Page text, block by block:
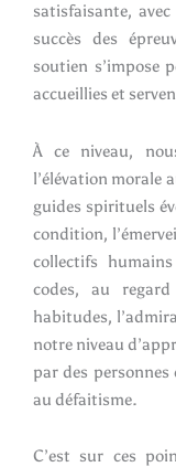
satisfaisante,
succès des
soutien s’impose
accueillies et
À ce niveau,
l’élévation morale
guides spirituels
condition,
collectifs
codes, au
habitudes,
notre niveau
par des
au défaitisme.
C’est sur ces